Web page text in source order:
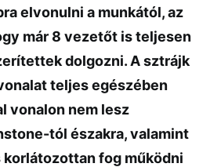
elvonulni a munkától, az
már 8 vezetőt is teljesen
dolgozni. A sztrájk
teljes egészében
vonalon nem lesz
tól északra, valamint
korlátozottan fog működni